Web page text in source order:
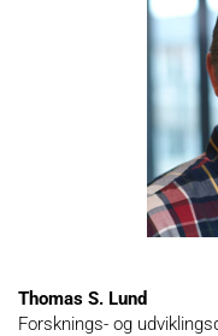
Thomas S. Lund
Forsknings- og